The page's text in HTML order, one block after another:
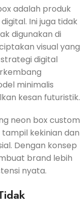
adalah produk
Ini juga tidak
digunakan di
visual yang
digital
minimalis
kesan futuristik.
neon box custom
kekinian dan
Dengan konsep
brand lebih
nyata.